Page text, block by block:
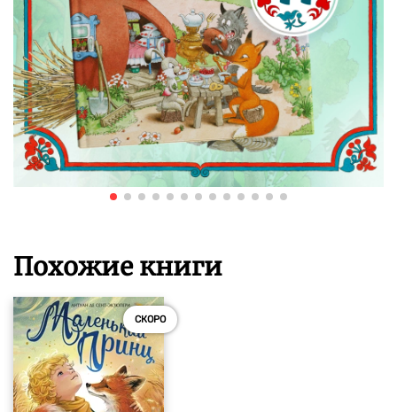
Похожие книги
СКОРО